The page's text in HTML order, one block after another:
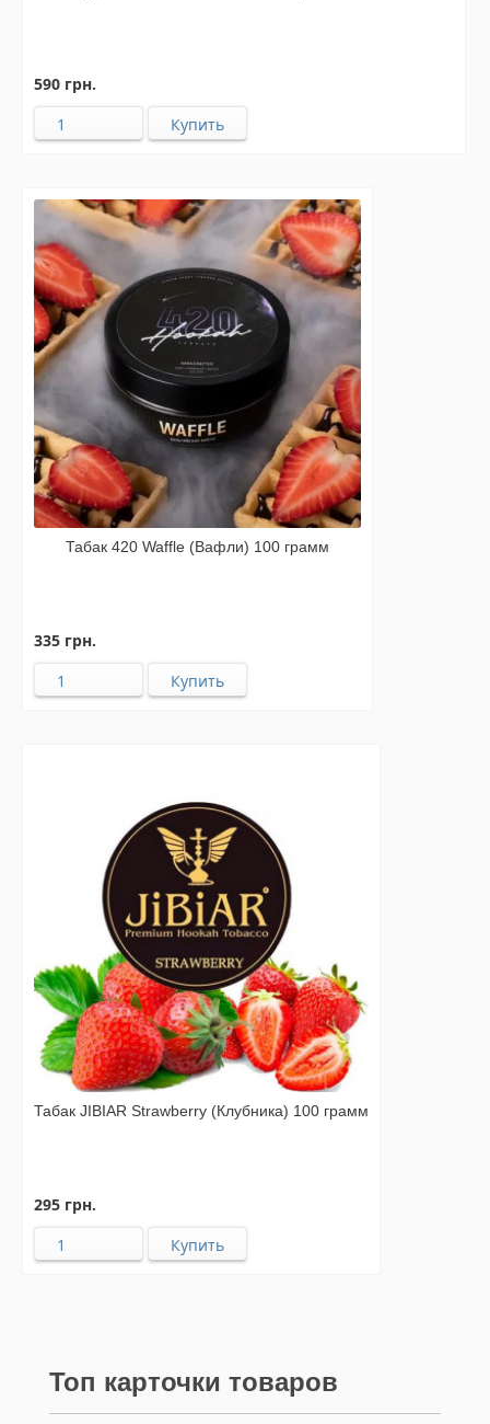
590 грн.
Табак 420 Waffle (Вафли) 100 грамм
335 грн.
Табак JIBIAR Strawberry (Клубника) 100 грамм
295 грн.
Топ карточки товаров